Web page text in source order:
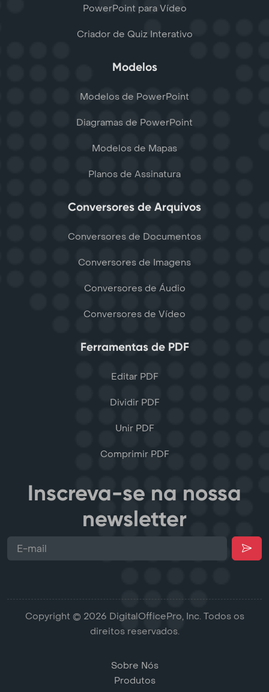
PowerPoint para Vídeo
Criador de Quiz Interativo
Modelos
Modelos de PowerPoint
Diagramas de PowerPoint
Modelos de Mapas
Planos de Assinatura
Conversores de Arquivos
Conversores de Documentos
Conversores de Imagens
Conversores de Áudio
Conversores de Vídeo
Ferramentas de PDF
Editar PDF
Dividir PDF
Unir PDF
Comprimir PDF
Inscreva-se na nossa
newsletter
Copyright © 2026 DigitalOfficePro, Inc. Todos os
direitos reservados.
Sobre Nós
Produtos